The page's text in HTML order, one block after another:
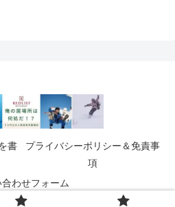
書
プライバシーポリシー＆免責事
項
わせフォーム